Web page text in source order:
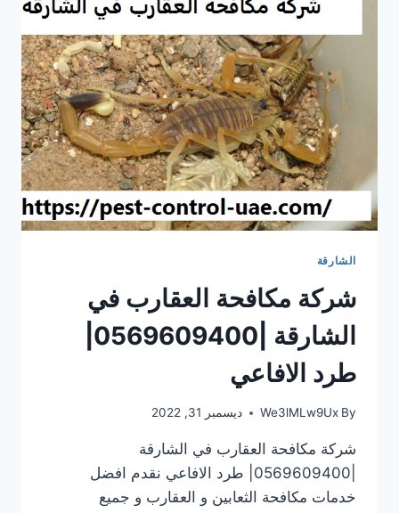
الشارقة
شركة مكافحة العقارب في
طرد الافاعي
By
We3lMLw9Ux ديسمبر 31, 2022
شركة مكافحة العقارب في الشارقة
|0569609400| طرد الافاعي نقدم افضل
خدمات مكافحة الثعابين و العقارب و جميع